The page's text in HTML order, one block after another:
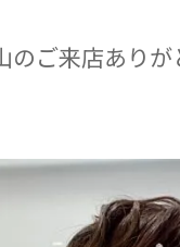
のご来店ありが